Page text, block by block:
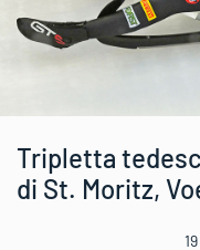
Tripletta
di St. Moritz,